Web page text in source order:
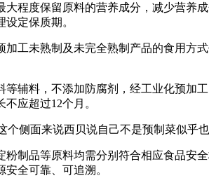
程度保留原料的营养成分，减少营养
定保质期。
工未熟制及未完全熟制产品的食用方
辅料，不添加防腐剂，经工业化预加
应超过12个月。
侧面来说西贝说自己不是预制菜似乎
制品等原料均需分别符合相应食品安
全可靠、可追溯。